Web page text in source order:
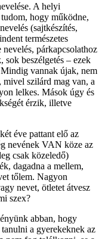
A helyi
hogy működne,
(sajtkészítés,
természetes
párkapcsolathoz
sok beszélgetés – ezek
vannak újak, nem
mivel szilárd mag van, a
lelkes. Mások úgy és
érzik, illetve
éve pattant elő az
nevének VAN köze az
csak közeledő)
dagadna a mellem,
tőlem. Nagyon
nevet, ötletet átvesz
szex?
abban, hogy
a gyerekeknek az